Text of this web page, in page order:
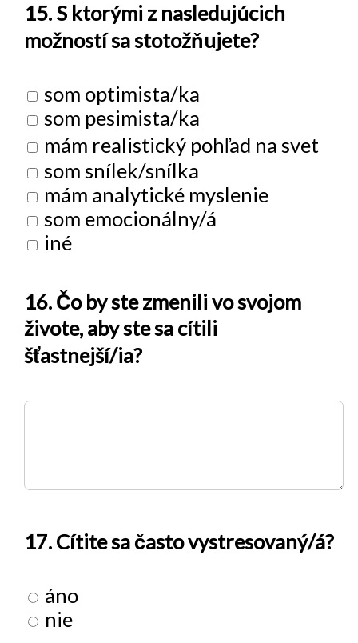
15. S ktorými z nasledujúcich
možností sa stotožňujete?
som optimista/ka
som pesimista/ka
mám realistický pohľad na svet
som snílek/snílka
mám analytické myslenie
som emocionálny/á
iné
16. Čo by ste zmenili vo svojom
živote, aby ste sa cítili
šťastnejší/ia?
17. Cítite sa často vystresovaný/á?
áno
nie